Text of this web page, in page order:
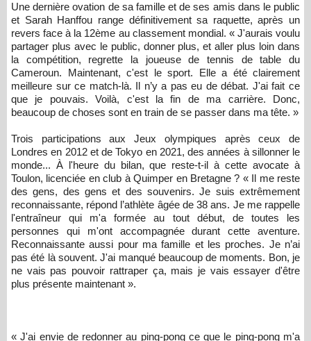
Une dernière ovation de sa famille et de ses amis dans le public
et Sarah Hanffou range définitivement sa raquette, après un
revers face à la 12ème au classement mondial. « J'aurais voulu
partager plus avec le public, donner plus, et aller plus loin dans
la compétition, regrette la joueuse de tennis de table du
Cameroun. Maintenant, c'est le sport. Elle a été clairement
meilleure sur ce match-là. Il n’y a pas eu de débat. J'ai fait ce
que je pouvais. Voilà, c'est la fin de ma carrière. Donc,
beaucoup de choses sont en train de se passer dans ma tête. »
Trois participations aux Jeux olympiques après ceux de
Londres en 2012 et de Tokyo en 2021, des années à sillonner le
monde... À l'heure du bilan, que reste-t-il à cette avocate à
Toulon, licenciée en club à Quimper en Bretagne ? « Il me reste
des gens, des gens et des souvenirs. Je suis extrêmement
reconnaissante, répond l’athlète âgée de 38 ans. Je me rappelle
l'entraîneur qui m'a formée au tout début, de toutes les
personnes qui m'ont accompagnée durant cette aventure.
Reconnaissante aussi pour ma famille et les proches. Je n’ai
pas été là souvent. J'ai manqué beaucoup de moments. Bon, je
ne vais pas pouvoir rattraper ça, mais je vais essayer d'être
plus présente maintenant ».
« J'ai envie de redonner au ping-pong ce que le ping-pong m'a